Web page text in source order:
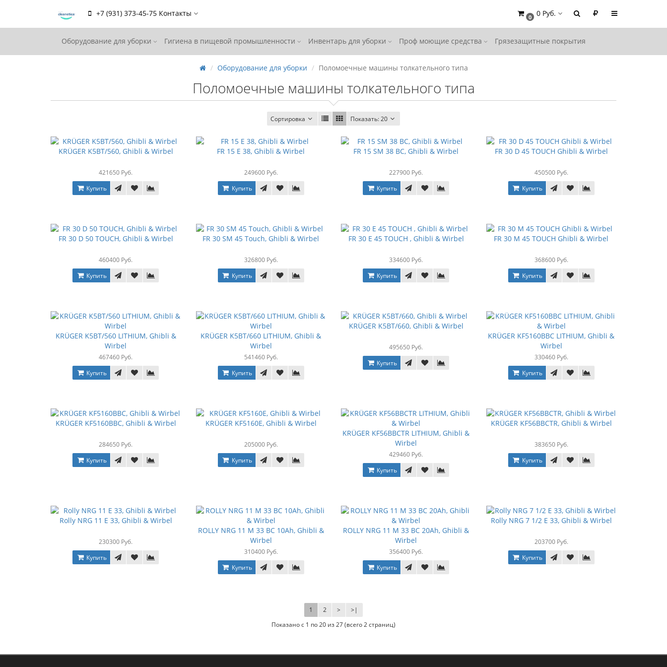
+7 (931) 373-45-75 Контакты 0 0 Руб.
Оборудование для уборки Гигиена в пищевой промышленности Инвентарь для уборки Проф моющие средства Грязезащитные покрытия
Оборудование для уборки Поломоечные машины толкательного типа
Поломоечные машины толкательного типа
Сортировка Показать:20
KRÜGER K5BT/560, Ghibli & Wirbel
421650 Руб.
Купить
FR 15 E 38, Ghibli & Wirbel
249600 Руб.
Купить
FR 15 SM 38 BC, Ghibli & Wirbel
227900 Руб.
Купить
FR 30 D 45 TOUCH Ghibli & Wirbel
450500 Руб.
Купить
FR 30 D 50 TOUCH, Ghibli & Wirbel
460400 Руб.
Купить
FR 30 SM 45 Touch, Ghibli & Wirbel
326800 Руб.
Купить
FR 30 Е 45 TOUCH , Ghibli & Wirbel
334600 Руб.
Купить
FR 30 М 45 TOUCH Ghibli & Wirbel
368600 Руб.
Купить
KRÜGER K5BT/560 LITHIUM, Ghibli &
Wirbel
467460 Руб.
Купить
KRÜGER K5BT/660 LITHIUM, Ghibli &
Wirbel
541460 Руб.
Купить
KRÜGER K5BT/660, Ghibli & Wirbel
495650 Руб.
Купить
KRÜGER KF5160BBC LITHIUM, Ghibli &
Wirbel
330460 Руб.
Купить
KRÜGER KF5160BBC, Ghibli & Wirbel
284650 Руб.
Купить
KRÜGER KF5160E, Ghibli & Wirbel
205000 Руб.
Купить
KRÜGER KF56BBCTR LITHIUM, Ghibli &
Wirbel
429460 Руб.
Купить
KRÜGER KF56BBCTR, Ghibli & Wirbel
383650 Руб.
Купить
Rolly NRG 11 Е 33, Ghibli & Wirbel
230300 Руб.
Купить
ROLLY NRG 11 М 33 BC 10Ah, Ghibli &
Wirbel
310400 Руб.
Купить
ROLLY NRG 11 М 33 BC 20Ah, Ghibli &
Wirbel
356400 Руб.
Купить
Rolly NRG 7 1/2 E 33, Ghibli & Wirbel
203700 Руб.
Купить
1 2 > >|
Показано с 1 по 20 из 27 (всего 2 страниц)